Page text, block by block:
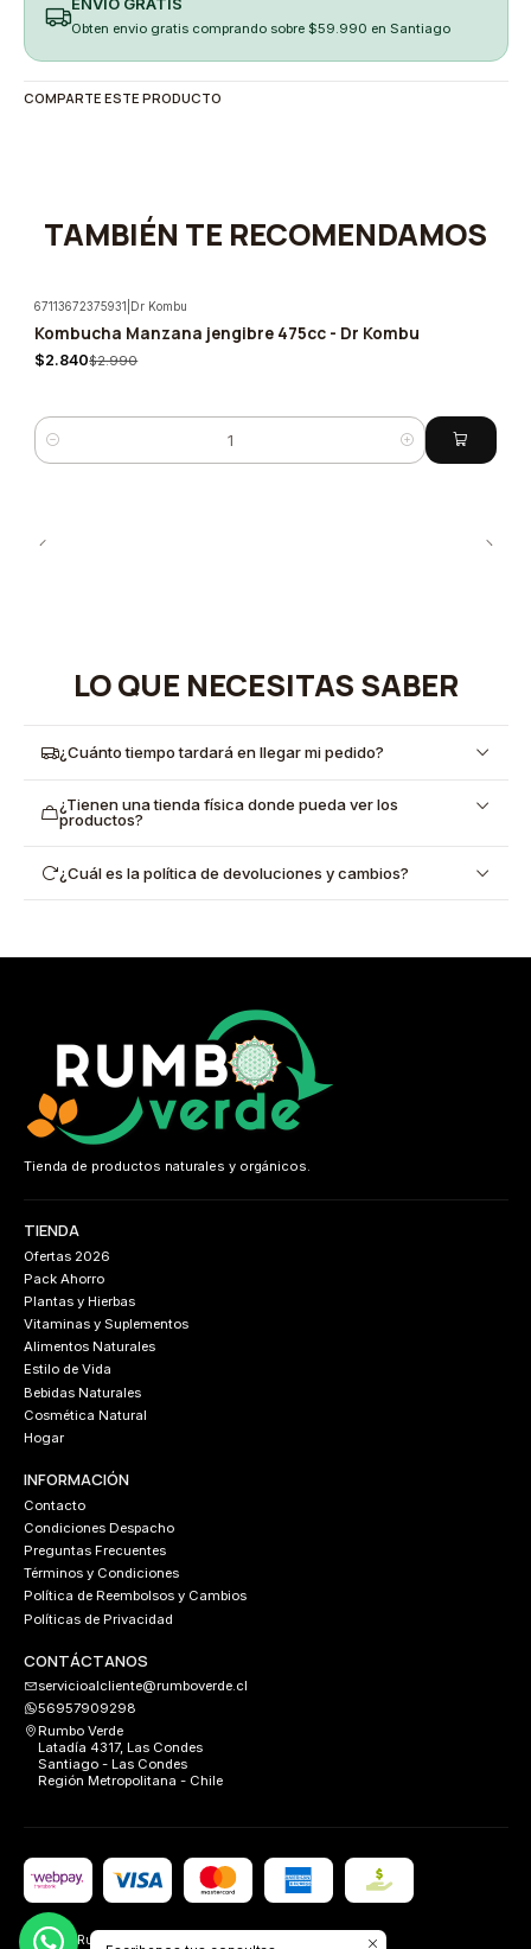
Obten envio gratis comprando sobre $59.990 en Santiago
COMPARTE ESTE PRODUCTO
TAMBIÉN TE RECOMENDAMOS
-5%
67113672375931 Dr Kombu
Kombucha Manzana jengibre 475cc - Dr Kombu
$2.840$2.990
Cantidad
LO QUE NECESITAS SABER
¿Cuánto tiempo tardará en llegar mi pedido?
¿Tienen una tienda física donde pueda ver los
productos?
¿Cuál es la política de devoluciones y cambios?
Tienda de productos naturales y orgánicos.
TIENDA
Ofertas 2026
Pack Ahorro
Plantas y Hierbas
Vitaminas y Suplementos
Alimentos Naturales
Estilo de Vida
Bebidas Naturales
Cosmética Natural
Hogar
INFORMACIÓN
Contacto
Condiciones Despacho
Preguntas Frecuentes
Términos y Condiciones
Política de Reembolsos y Cambios
Políticas de Privacidad
CONTÁCTANOS
servicioalcliente@rumboverde.cl
56957909298
Rumbo Verde
Latadía 4317, Las Condes
Santiago - Las Condes
Región Metropolitana - Chile
2026 Rumbo Verde.